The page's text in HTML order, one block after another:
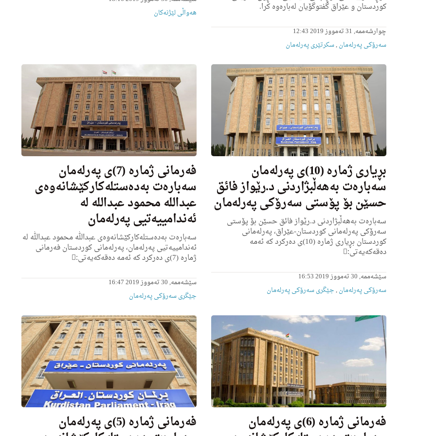
كوردستان و عێراق گفتوگۆیان له‌باره‌وه‌ كرا.
چوارشەممە, 31 تەمووز 2019 12:43
سەرۆکی پەرلەمان,سکرتێری پەرلەمان
هه‌واڵى لێژنه‌كان
بڕیارى ژماره‌ (10)ى په‌رله‌مان
سه‌باره‌ت به‌هه‌ڵبژاردنی د.رێواز فائق
حسێن بۆ پۆستی سه‌رۆكی په‌رله‌مان
سه‌باره‌ت به‌هه‌ڵبژاردنی د.رێواز فائق حسێن بۆ پۆستی
سه‌رۆكی په‌رله‌مانى كوردستان-عێراق، په‌رله‌مانی
كوردستان بڕیارى ژماره‌ (10)ى ده‌ركرد كه‌ ئه‌مه‌
ده‌قه‌كه‌یه‌تی:ِ
سێشەممە, 30 تەمووز 2019 16:53
سەرۆکی پەرلەمان,جێگری سەرۆکی پەرلەمان
فه‌رمانى ژماره‌ (7)ى په‌رله‌مان
سه‌باره‌ت به‌ده‌ستله‌كاركێشانه‌وه‌ى
عبدالله محمود عبدالله له‌
ئه‌ندامییه‌تیی په‌رله‌مان
سه‌باره‌ت به‌ده‌ستله‌كاركێشانه‌وه‌ى عبدالله محمود عبدالله له‌
ئه‌ندامییه‌تیی په‌رله‌مان، په‌رله‌مانی كوردستان فه‌رمانى
ژماره‌ (7)ى ده‌ركرد كه‌ ئه‌مه‌ ده‌قه‌كه‌یه‌تی:ِ
سێشەممە, 30 تەمووز 2019 16:47
جێگری سەرۆکی پەرلەمان
فه‌رمانى ژماره‌ (6)ى په‌رله‌مان فه‌رمانى ژماره‌ (5)ى په‌رله‌مان